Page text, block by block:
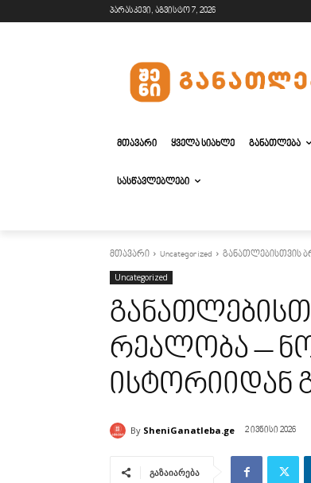
პარასკევი, აგვისტო 7, 2026
ᲛᲗᲐᲕᲐᲠᲘ ᲧᲕᲔᲚᲐ ᲡᲘᲐᲮᲚᲔ ᲒᲐᲜᲐᲗᲚᲔᲑᲐ
ᲡᲐᲡᲬᲐᲕᲚᲔᲑᲚᲔᲑᲘ
მთავარი Uncategorized განათლებისთვის
Uncategorized
რეალობა –
ისტორიიდან
By SheniGanatleba.ge 2 ივნისი 2026
გაზაიარება